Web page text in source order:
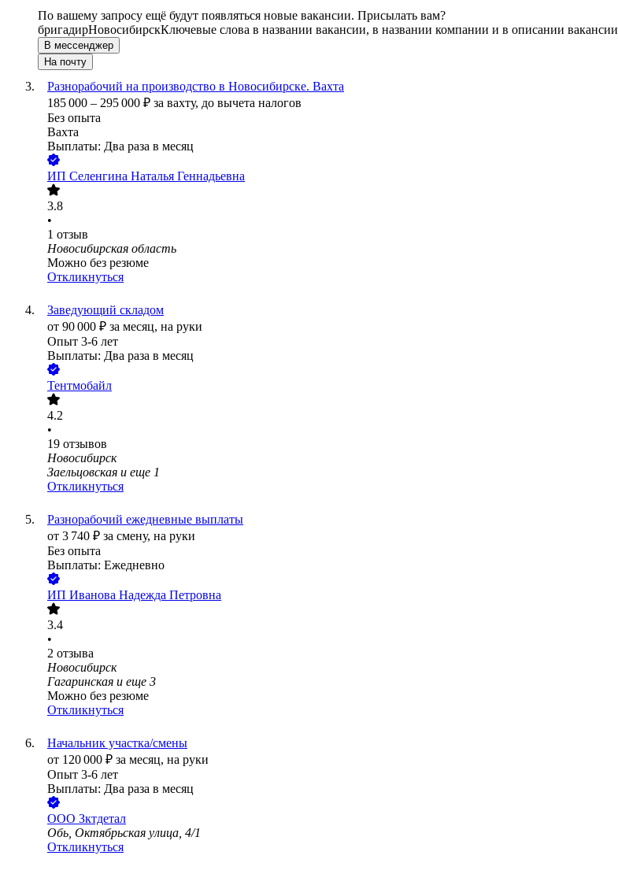
По вашему запросу ещё будут появляться новые вакансии. Присылать вам?
бригадирНовосибирскКлючевые слова в названии вакансии, в названии компании и в описании вакансии
В мессенджер
На почту
Разнорабочий на производство в Новосибирске. Вахта
185 000 – 295 000 ₽ за вахту, до вычета налогов
Без опыта
Вахта
Выплаты: Два раза в месяц
ИП Селенгина Наталья Геннадьевна
3.8
•
1 отзыв
Новосибирская область
Можно без резюме
Откликнуться
Заведующий складом
от 90 000 ₽ за месяц, на руки
Опыт 3-6 лет
Выплаты: Два раза в месяц
Тентмобайл
4.2
•
19 отзывов
Новосибирск
Заельцовская и еще 1
Откликнуться
Разнорабочий ежедневные выплаты
от 3 740 ₽ за смену, на руки
Без опыта
Выплаты: Ежедневно
ИП Иванова Надежда Петровна
3.4
•
2 отзыва
Новосибирск
Гагаринская и еще 3
Можно без резюме
Откликнуться
Начальник участка/смены
от 120 000 ₽ за месяц, на руки
Опыт 3-6 лет
Выплаты: Два раза в месяц
ООО Зктдетал
Обь, Октябрьская улица, 4/1
Откликнуться